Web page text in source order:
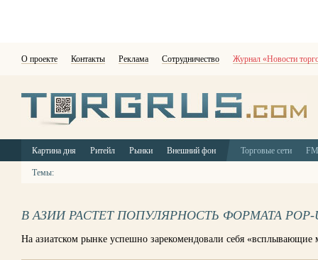
О проекте Контакты Реклама Сотрудничество Журнал «Новости
Картина дня Ритейл Рынки Внешний фон Торговые сети
Темы:
В АЗИИ РАСТЕТ ПОПУЛЯРНОСТЬ ФОРМАТА POP-
На азиатском рынке успешно зарекомендовали себя «всплывающие